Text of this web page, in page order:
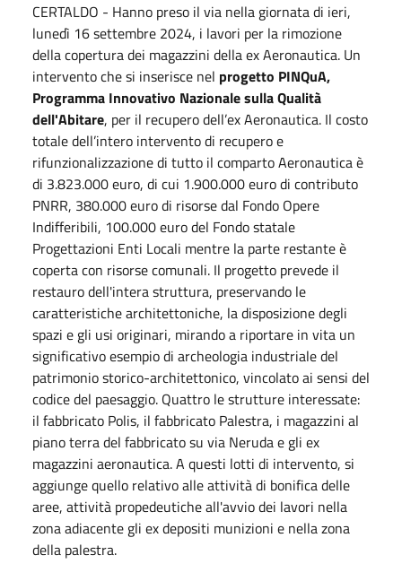
CERTALDO - Hanno preso il via nella giornata di ieri,
lunedì 16 settembre 2024, i lavori per la rimozione
della copertura dei magazzini della ex Aeronautica. Un
intervento che si inserisce nel progetto PINQuA,
Programma Innovativo Nazionale sulla Qualità
dell'Abitare, per il recupero dell’ex Aeronautica. Il costo
totale dell’intero intervento di recupero e
rifunzionalizzazione di tutto il comparto Aeronautica è
di 3.823.000 euro, di cui 1.900.000 euro di contributo
PNRR, 380.000 euro di risorse dal Fondo Opere
Indifferibili, 100.000 euro del Fondo statale
Progettazioni Enti Locali mentre la parte restante è
coperta con risorse comunali. Il progetto prevede il
restauro dell'intera struttura, preservando le
caratteristiche architettoniche, la disposizione degli
spazi e gli usi originari, mirando a riportare in vita un
significativo esempio di archeologia industriale del
patrimonio storico-architettonico, vincolato ai sensi del
codice del paesaggio. Quattro le strutture interessate:
il fabbricato Polis, il fabbricato Palestra, i magazzini al
piano terra del fabbricato su via Neruda e gli ex
magazzini aeronautica. A questi lotti di intervento, si
aggiunge quello relativo alle attività di bonifica delle
aree, attività propedeutiche all'avvio dei lavori nella
zona adiacente gli ex depositi munizioni e nella zona
della palestra.